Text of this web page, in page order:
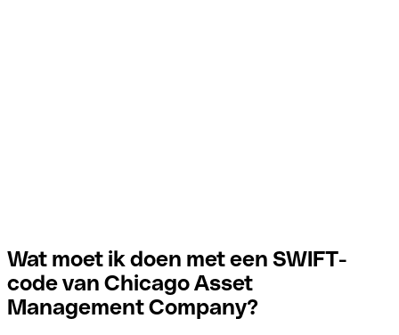
Wat moet ik doen met een SWIFT-
code van Chicago Asset
Management Company?